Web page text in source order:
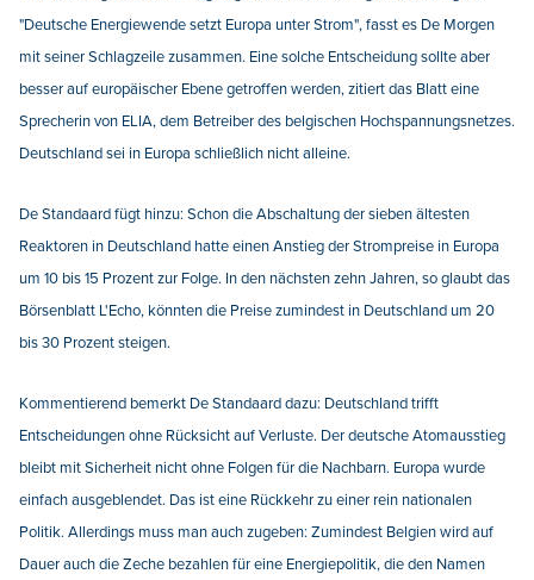
"Deutsche Energiewende setzt Europa unter Strom", fasst es De Morgen
mit seiner Schlagzeile zusammen. Eine solche Entscheidung sollte aber
besser auf europäischer Ebene getroffen werden, zitiert das Blatt eine
Sprecherin von ELIA, dem Betreiber des belgischen Hochspannungsnetzes.
Deutschland sei in Europa schließlich nicht alleine.
De Standaard fügt hinzu: Schon die Abschaltung der sieben ältesten
Reaktoren in Deutschland hatte einen Anstieg der Strompreise in Europa
um 10 bis 15 Prozent zur Folge. In den nächsten zehn Jahren, so glaubt das
Börsenblatt L'Echo, könnten die Preise zumindest in Deutschland um 20
bis 30 Prozent steigen.
Kommentierend bemerkt De Standaard dazu: Deutschland trifft
Entscheidungen ohne Rücksicht auf Verluste. Der deutsche Atomausstieg
bleibt mit Sicherheit nicht ohne Folgen für die Nachbarn. Europa wurde
einfach ausgeblendet. Das ist eine Rückkehr zu einer rein nationalen
Politik. Allerdings muss man auch zugeben: Zumindest Belgien wird auf
Dauer auch die Zeche bezahlen für eine Energiepolitik, die den Namen